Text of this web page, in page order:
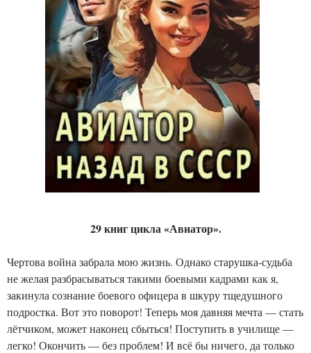
29 книг цикла «Авиатор».
Чертова война забрала мою жизнь. Однако старушка-судьба
не желая разбрасываться такими боевыми кадрами как я,
закинула сознание боевого офицера в шкуру тщедушного
подростка. Вот это поворот! Теперь моя давняя мечта — стать
лётчиком, может наконец сбыться! Поступить в училище —
легко! Окончить — без проблем! И всё бы ничего, да только